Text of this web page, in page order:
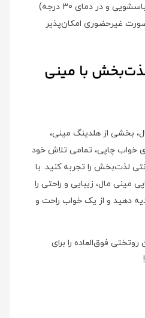
شستشو هستند (با مایع لباسشویی و در دمای 30 درجه)
غیرحضوری امکان‌پذیر
با مینی
بخشی از هلدینگ مینی،
خواب چاپی، تمامی تلاش خود
لذت‌بخش را تجربه کنید. با
مینی مال، زیبایی و راحتی را
دهید و از یک خواب راحت و
فوق‌العاده را برای